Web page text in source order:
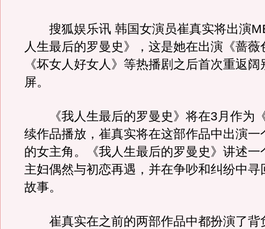
搜狐娱乐讯 韩国女演员崔真实将出演
人生最后的罗曼史》，这是她在出演《蔷薇
《坏女人好女人》等热播剧之后首次重返
屏。
《我人生最后的罗曼史》将在3月作为
续作品播放，崔真实将在这部作品中出演一
的女主角。《我人生最后的罗曼史》讲述一
主妇偶然与初恋再遇，并在争吵和纠纷中寻
故事。
崔真实在之前的两部作品中都扮演了背